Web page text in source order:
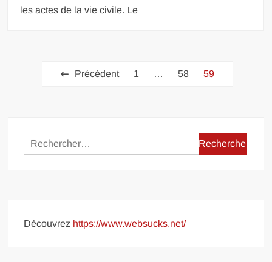
les actes de la vie civile. Le
PaginationPrécédent 1 … 58 59
Rechercher :
Découvrez https://www.websucks.net/